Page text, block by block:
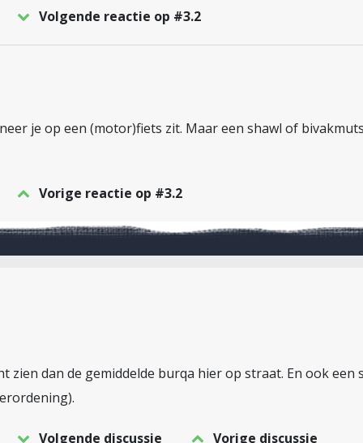
Volgende reactie op #3.2
je op een (motor)fiets zit. Maar een shawl of
Vorige reactie op #3.2
zien dan de gemiddelde burqa hier op straat. En ook
Volgende discussie Vorige discussie